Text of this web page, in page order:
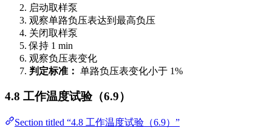
启动取样泵
观察单路负压表达到最高负压
关闭取样泵
保持 1 min
观察负压表变化
判定标准： 单路负压表变化小于 1%
4.8 工作温度试验（6.9）
Section titled “4.8 工作温度试验（6.9）”